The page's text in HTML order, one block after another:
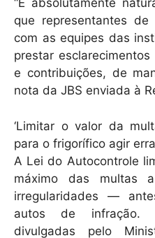
“É absolutamente
que representantes
com as equipes das
prestar
e contribuições, de
nota da JBS enviada à
‘Limitar o valor da
para o frigorífico agir
A Lei do Autocontrole
máximo das multas
irregularidades —
autos de infração.
divulgadas pelo